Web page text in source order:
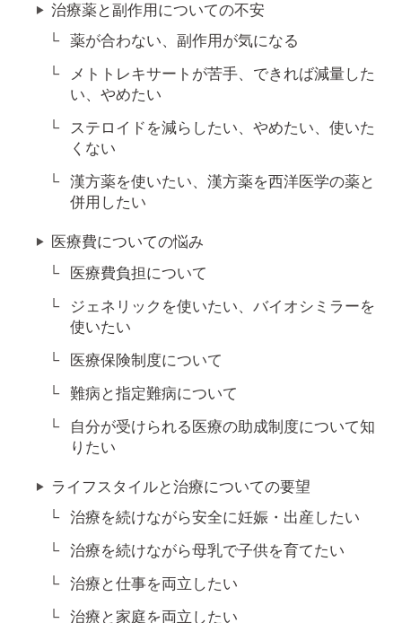
治療薬と副作用についての不安
薬が合わない、副作用が気になる
メトトレキサートが苦手、できれば減量した
い、やめたい
ステロイドを減らしたい、やめたい、使いた
くない
漢方薬を使いたい、漢方薬を西洋医学の薬と
併用したい
医療費についての悩み
医療費負担について
ジェネリックを使いたい、バイオシミラーを
使いたい
医療保険制度について
難病と指定難病について
自分が受けられる医療の助成制度について知
りたい
ライフスタイルと治療についての要望
治療を続けながら安全に妊娠・出産したい
治療を続けながら母乳で子供を育てたい
治療と仕事を両立したい
治療と家庭を両立したい